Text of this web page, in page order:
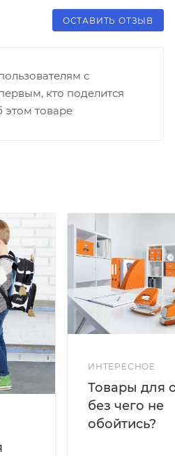
ОСТАВИТЬ ОТЗЫВ
с
кто поделится
товаре
ИНТЕРЕСНОЕ
Товары для
без чего не
обойтись?